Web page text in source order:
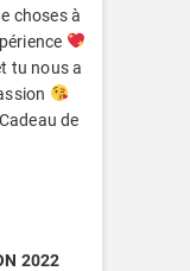
choses à
tu nous a
de
2022